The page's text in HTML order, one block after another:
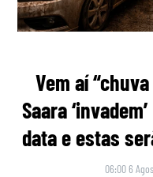
Vem aí
Saara
data e estas
06:00 6